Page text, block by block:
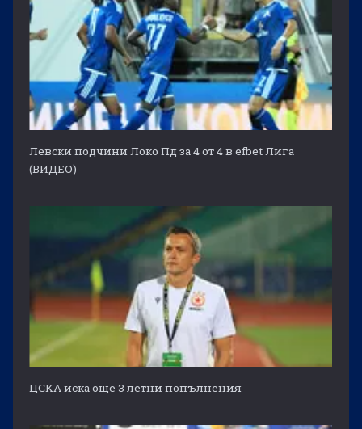
Левски подчини Локо Пд за 4 от 4 в efbet Лига
(ВИДЕО)
ЦСКА иска още 3 летни попълнения